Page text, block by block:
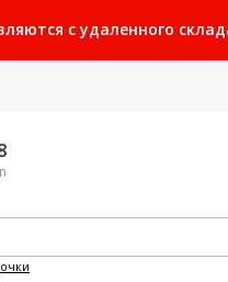
с удаленного